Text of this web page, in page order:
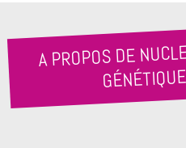
A PROPOS DE